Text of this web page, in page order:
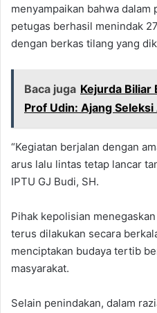
menyampaikan bahwa
petugas berhasil menindak
dengan berkas tilang yang
Baca juga Kejurda Biliar
Prof Udin: Ajang
“Kegiatan berjalan dengan
arus lalu lintas tetap lancar
IPTU GJ Budi, SH.
Pihak kepolisian
terus dilakukan secara
menciptakan budaya tertib
masyarakat.
Selain penindakan, dalam